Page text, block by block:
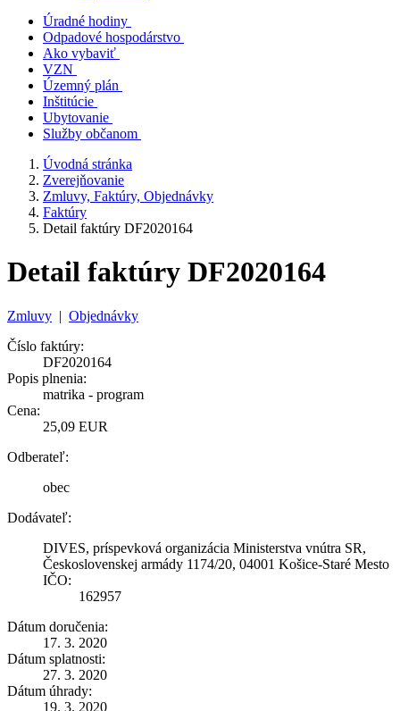
Úradné hodiny
Odpadové hospodárstvo
Ako vybaviť
VZN
Územný plán
Inštitúcie
Ubytovanie
Služby občanom
Úvodná stránka
Zverejňovanie
Zmluvy, Faktúry, Objednávky
Faktúry
Detail faktúry DF2020164
Detail faktúry DF2020164
Zmluvy | Objednávky
Číslo faktúry:
DF2020164
Popis plnenia:
matrika - program
Cena:
25,09 EUR
Odberateľ:
obec
Dodávateľ:
DIVES, príspevková organizácia Ministerstva vnútra SR,
Československej armády 1174/20, 04001 Košice-Staré Mesto
IČO:
162957
Dátum doručenia:
17. 3. 2020
Dátum splatnosti:
27. 3. 2020
Dátum úhrady:
19. 3. 2020